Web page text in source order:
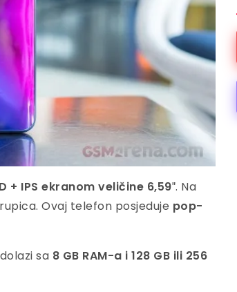
+ IPS ekranom veličine 6,59″. Na
Ovaj telefon posjeduje pop-
sa 8 GB RAM-a i 128 GB ili 256